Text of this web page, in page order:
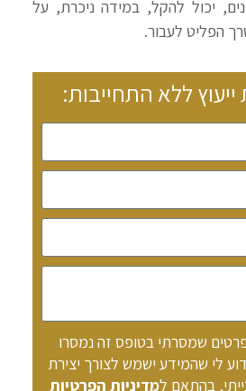
יכול להקל, במידה ניכרת, על
הפליט לעבור.
ללא התחייבות:
שמסרתי בטופס זה נמסרו
לי שהמידע ישמש לצורך יצירת
בהתאם למדיניות הפרטיות